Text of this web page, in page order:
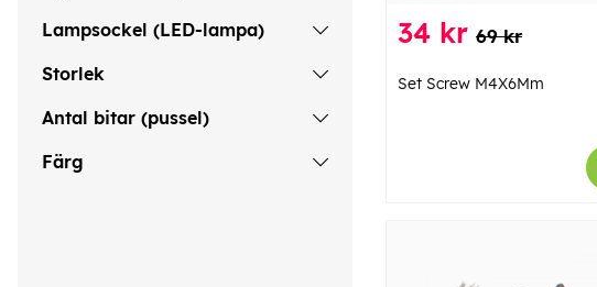
Lampsockel (LED-lampa)
Storlek
Antal bitar (pussel)
Färg
34 kr 69 kr
Set Screw M4X6Mm